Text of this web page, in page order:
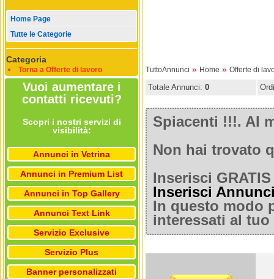
Home Page
Tutte le Categorie
Categoria
Torna a Offerte di lavoro
Vuoi aumentare i
contatti ricevuti?
Scopri i nostri servizi di
visibilità:
Annunci in Vetrina
Annunci in Premium List
Annunci in Top Gallery
Annunci Text Link
Servizio Exclusive
Servizio Plus
Banner personalizzati
TuttoAnnunci » Home » Offerte di
Totale Annunci: 0
Spiacenti !!!. Al
Non hai trovato
Inserisci
Inserisci
In questo modo
interessati al